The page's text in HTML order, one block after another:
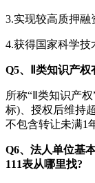
3.实现较高质押融
4.获得国家科学技
Q5、Ⅱ类知识产权
所称“Ⅱ类知识产
标)、授权后维持
不包含转让未满1
Q6、法人单位基
111表从哪里找?